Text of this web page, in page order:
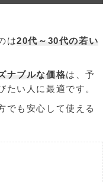
は20代～30代の若い
ナブルな価格は、予
たい人に最適です。
でも安心して使える